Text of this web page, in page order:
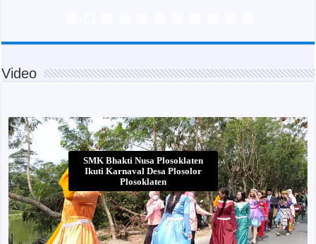
Video
SMK Bhakti Nusa Plosoklaten
Ikuti Karnaval Desa Plosolor
Plosoklaten